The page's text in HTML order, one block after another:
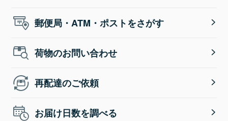
郵便局・ATM・ポストをさがす
荷物のお問い合わせ
再配達のご依頼
お届け日数を調べる